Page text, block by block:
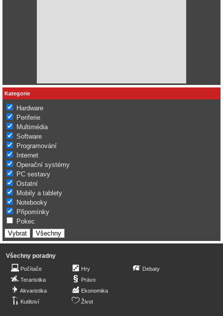
Kategorie
Hardware
Periferie
Multimédia
Software
Programování
Internet
Operační systémy
PC sestavy
Ostatní
Mobily a tablety
Notebooky
Připomínky
Pokec
Všechny poradny
Počítače
Teraristika
Akvaristika
Kutilství
Hry
Právo
Ekonomika
Život
Debaty